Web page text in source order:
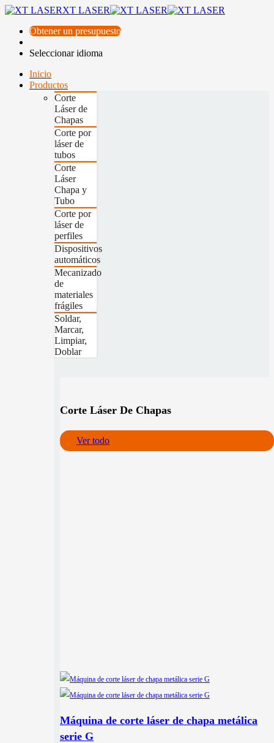
XT LASER
Obtener un presupuesto
Seleccionar idioma
Inicio
Productos
Corte
Láser de
Chapas
Corte por
láser de
tubos
Corte
Láser
Chapa y
Tubo
Corte por
láser de
perfiles
Dispositivos
automáticos
Mecanizado
de
materiales
frágiles
Soldar,
Marcar,
Limpiar,
Doblar
Corte Láser De Chapas
Ver todo
Máquina de corte láser de chapa metálica
serie G